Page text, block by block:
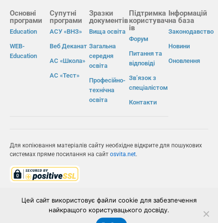
Основні
програми
Education
WEB-
Education
Супутні
програми
АСУ «ВНЗ»
Веб Деканат
АС «Школа»
АС «Тест»
Зразки
документів
Вища освіта
Загальна
середня
освіта
Професійно-
технічна
освіта
Підтримка
користувач
ів
Форум
Питання та
відповіді
Зв’язок з
спеціалістом
Контакти
Інформацій
на база
Законодавство
Новини
Оновлення
Для копіювання матеріалів сайту необхідне відкрите для пошукових
системах пряме посилання на сайт osvita.net.
ІВС «ОСВІТА»
Цей сайт використовує файли cookie для забезпечення
найкращого користувацького досвіду.